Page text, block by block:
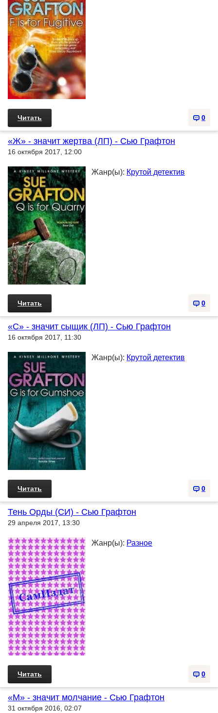
0
Читать
«Ж» - значит жертва (ЛП) - Сью Графтон
16 октября 2017, 12:00
Жанр(ы): Крутой детектив
0
Читать
«С» - значит сыщик (ЛП) - Сью Графтон
16 октября 2017, 11:30
Жанр(ы): Крутой детектив
0
Читать
Тень Орды (СИ) - Сью Графтон
29 апреля 2017, 13:30
Жанр(ы): Разное
0
Читать
«М» - значит молчание - Сью Графтон
31 октября 2016, 02:07